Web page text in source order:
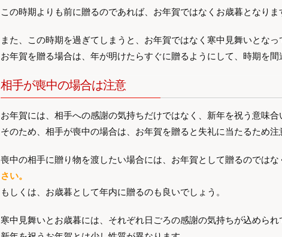
この時期よりも前に贈るのであれば、お年賀ではなくお歳暮となりま
また、この時期を過ぎてしまうと、お年賀ではなく寒中見舞いとなっ
お年賀を贈る場合は、年が明けたらすぐに贈るようにして、時期を間
相手が喪中の場合は注意
お年賀には、相手への感謝の気持ちだけではなく、新年を祝う意味合
そのため、相手が喪中の場合は、お年賀を贈ると失礼に当たるため注
喪中の相手に贈り物を渡したい場合には、お年賀として贈るのではな
さい。
もしくは、お歳暮として年内に贈るのも良いでしょう。
寒中見舞いとお歳暮には、それぞれ日ごろの感謝の気持ちが込められ